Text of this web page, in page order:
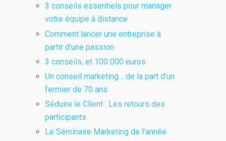
3 conseils essentiels pour manager
votre équipe à distance
Comment lancer une entreprise à
partir d’une passion
3 conseils, et 100 000 euros
Un conseil marketing… de la part d’un
fermier de 70 ans
Séduire le Client : Les retours des
participants
Le Séminaire Marketing de l’année